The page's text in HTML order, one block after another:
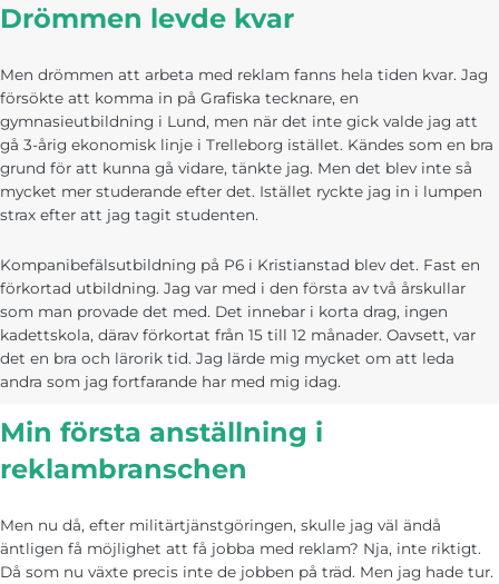
Drömmen levde kvar
Men drömmen att arbeta med reklam fanns hela tiden kvar. Jag
försökte att komma in på Grafiska tecknare, en
gymnasieutbildning i Lund, men när det inte gick valde jag att
gå 3-årig ekonomisk linje i Trelleborg istället. Kändes som en bra
grund för att kunna gå vidare, tänkte jag. Men det blev inte så
mycket mer studerande efter det. Istället ryckte jag in i lumpen
strax efter att jag tagit studenten.
Kompanibefälsutbildning på P6 i Kristianstad blev det. Fast en
förkortad utbildning. Jag var med i den första av två årskullar
som man provade det med. Det innebar i korta drag, ingen
kadettskola, därav förkortat från 15 till 12 månader. Oavsett, var
det en bra och lärorik tid. Jag lärde mig mycket om att leda
andra som jag fortfarande har med mig idag.
Min första anställning i
reklambranschen
Men nu då, efter militärtjänstgöringen, skulle jag väl ändå
äntligen få möjlighet att få jobba med reklam? Nja, inte riktigt.
Då som nu växte precis inte de jobben på träd. Men jag hade tur.
kunna
förbättra
hemsidans
funktionalitet
och
uppbyggnad,
baserat på
hur
hemsidan
Upplevelse
För att vår
hemsida ska
prestera så
bra som
besök. Om
här kakorna
att försvinna
från
hemsidan.